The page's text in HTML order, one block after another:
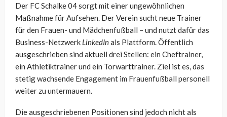
Der FC Schalke 04 sorgt mit einer ungewöhnlichen
Maßnahme für Aufsehen. Der Verein sucht neue Trainer
für den Frauen- und Mädchenfußball – und nutzt dafür das
Business-Netzwerk LinkedInals Plattform. Öffentlich
ausgeschrieben sind aktuell drei Stellen: ein Cheftrainer,
ein Athletiktrainer und ein Torwarttrainer. Ziel ist es, das
stetig wachsende Engagement im Frauenfußball personell
weiter zu untermauern.
Die ausgeschriebenen Positionen sind jedoch nicht als